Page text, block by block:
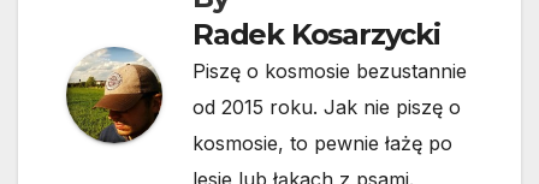
Radek Kosarzycki
Piszę o kosmosie bezustannie
od 2015 roku. Jak nie piszę o
kosmosie, to pewnie łażę po
lesie lub łąkach z psami.